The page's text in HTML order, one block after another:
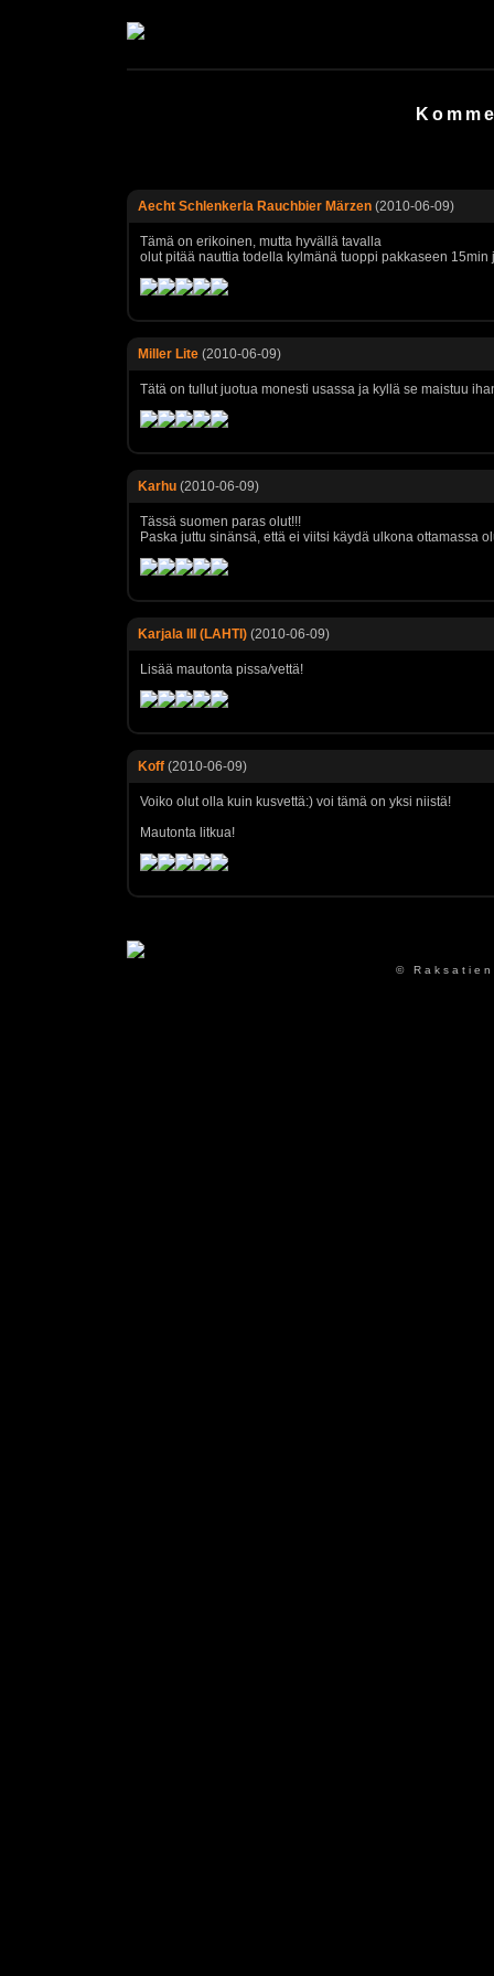
Aecht Schlenkerla Rauchbier Märzen (2010-06-09)
Tämä on erikoinen, mutta hyvällä tavalla
olut pitää nauttia todella kylmänä tuoppi pakkaseen
Miller Lite (2010-06-09)
Tätä on tullut juotua monesti usassa ja kyllä se maistuu
Karhu (2010-06-09)
Tässä suomen paras olut!!!
Paska juttu sinänsä, että ei viitsi käydä ulkona ottamassa
Karjala III (LAHTI) (2010-06-09)
Lisää mautonta pissa/vettä!
Koff (2010-06-09)
Voiko olut olla kuin kusvettä:) voi tämä on yksi niistä!
Mautonta litkua!
©